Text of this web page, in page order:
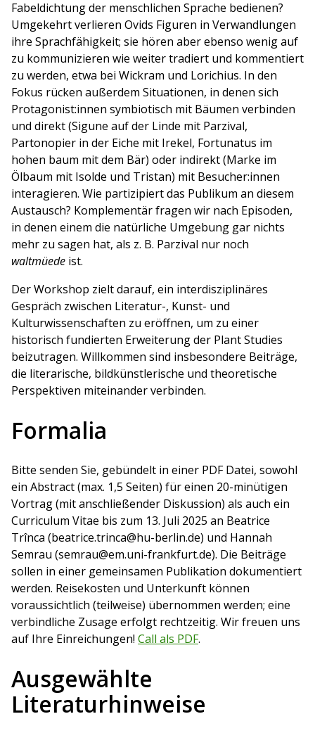
Fabeldichtung der menschlichen Sprache bedienen?
Umgekehrt verlieren Ovids Figuren in Verwandlungen
ihre Sprachfähigkeit; sie hören aber ebenso wenig auf
zu kommunizieren wie weiter tradiert und kommentiert
zu werden, etwa bei Wickram und Lorichius. In den
Fokus rücken außerdem Situationen, in denen sich
Protagonist:innen symbiotisch mit Bäumen verbinden
und direkt (Sigune auf der Linde mit Parzival,
Partonopier in der Eiche mit Irekel, Fortunatus im
hohen baum mit dem Bär) oder indirekt (Marke im
Ölbaum mit Isolde und Tristan) mit Besucher:innen
interagieren. Wie partizipiert das Publikum an diesem
Austausch? Komplementär fragen wir nach Episoden,
in denen einem die natürliche Umgebung gar nichts
mehr zu sagen hat, als z. B. Parzival nur noch
waltmüede ist.
Der Workshop zielt darauf, ein interdisziplinäres
Gespräch zwischen Literatur-, Kunst- und
Kulturwissenschaften zu eröffnen, um zu einer
historisch fundierten Erweiterung der Plant Studies
beizutragen. Willkommen sind insbesondere Beiträge,
die literarische, bildkünstlerische und theoretische
Perspektiven miteinander verbinden.
Formalia
Bitte senden Sie, gebündelt in einer PDF Datei, sowohl
ein Abstract (max. 1,5 Seiten) für einen 20-minütigen
Vortrag (mit anschließender Diskussion) als auch ein
Curriculum Vitae bis zum 13. Juli 2025 an Beatrice
Trînca (beatrice.trinca@hu-berlin.de) und Hannah
Semrau (semrau@em.uni-frankfurt.de). Die Beiträge
sollen in einer gemeinsamen Publikation dokumentiert
werden. Reisekosten und Unterkunft können
voraussichtlich (teilweise) übernommen werden; eine
verbindliche Zusage erfolgt rechtzeitig. Wir freuen uns
auf Ihre Einreichungen! Call als PDF.
Ausgewählte
Literaturhinweise